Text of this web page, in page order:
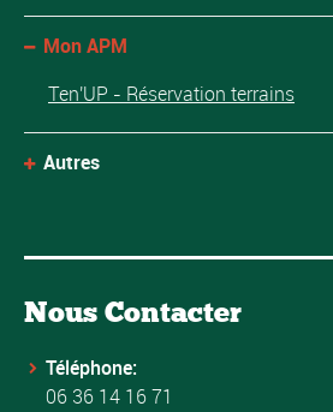
Mon APM
Ten'UP - Réservation terrains
Autres
Nous Contacter
Téléphone:
06 36 14 16 71